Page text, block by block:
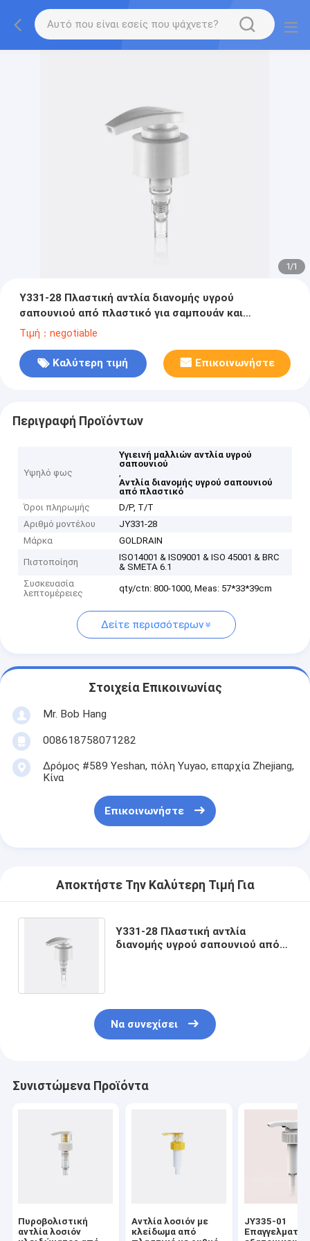
1/1
Y331-28 Πλαστική αντλία διανομής υγρού
σαπουνιού από πλαστικό για σαμπουάν και
συντήρηση των μαλλιών
Τιμή：negotiable
Καλύτερη τιμή Επικοινωνήστε
Περιγραφή Προϊόντων
Υψηλό φως
Υγιεινή μαλλιών αντλία υγρού
σαπουνιού
,
Αντλία διανομής υγρού σαπουνιού
από πλαστικό
Όροι πληρωμής
D/P, T/T
Αριθμό μοντέλου
JY331-28
Μάρκα
GOLDRAIN
Πιστοποίηση
ISO14001 & IS09001 & ISO 45001 & BRC
& SMETA 6.1
Συσκευασία
λεπτομέρειες
qty/ctn: 800-1000, Meas: 57*33*39cm
Δείτε περισσότερων
Στοιχεία Επικοινωνίας
Mr. Bob Hang
008618758071282
Δρόμος #589 Yeshan, πόλη Yuyao, επαρχία Zhejiang,
Κίνα
Επικοινωνήστε
Αποκτήστε Την Καλύτερη Τιμή Για
Y331-28 Πλαστική αντλία
διανομής υγρού σαπουνιού από
Να συνεχίσει
Συνιστώμενα Προϊόντα
Πυροβολιστική
αντλία λοσιόν
Αντλία λοσιόν με
κλείδωμα από
JY335-01